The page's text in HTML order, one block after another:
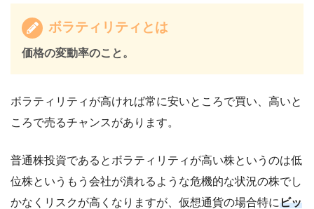
ボラティリティとは
価格の変動率のこと。
ボラティリティが高ければ常に安いところで買い、高いと
ころで売るチャンスがあります。
普通株投資であるとボラティリティが高い株というのは低
位株というもう会社が潰れるような危機的な状況の株でし
かなくリスクが高くなりますが、仮想通貨の場合特にビッ